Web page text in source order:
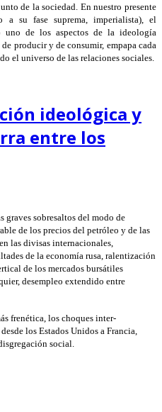
de la sociedad. En nuestro presente
su fase suprema, imperialista), el
uno de los aspectos de la ideología
producir y de consumir, empapa cada
el universo de las relaciones sociales.
ideológica y
entre los
graves sobresaltos del modo de
de los precios del petróleo y de las
las divisas internacionales,
de la economía rusa, ralentización
de los mercados bursátiles
desempleo extendido entre
frenética, los choques inter-
los Estados Unidos a Francia,
social.